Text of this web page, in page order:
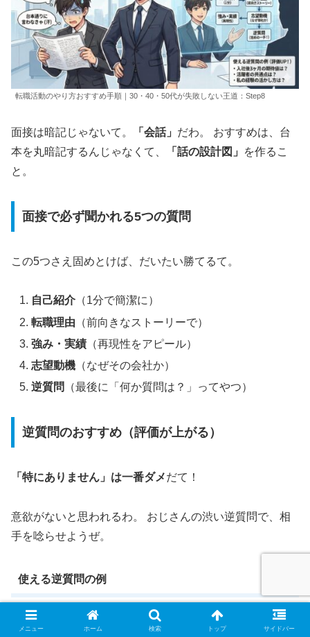
転職活動のやり方おすすめ手順｜30・40・50代が失敗しない王道：Step8
面接は暗記じゃないて。 「会話」 だわ。 おすすめは、台
本を丸暗記するんじゃなくて、
「話の設計図」
を作るこ
と。
面接で必ず聞かれる5つの質問
この5つさえ固めとけば、だいたい勝てるて。
自己紹介 （1分で簡潔に）
転職理由 （前向きなストーリーで）
強み・実績 （再現性をアピール）
志望動機 （なぜその会社か）
逆質問
（最後に「何か質問は？」ってやつ）
逆質問のおすすめ（評価が上がる）
「特にありません」は一番ダメだて！
意欲がないと思われるわ。 おじさんの渋い逆質問で、相
手を唸らせようぜ。
使える逆質問の例
「入社後、最初の3ヶ月で期待される具体的な成果は
メニュー ホーム 検索 トップ サイドバー